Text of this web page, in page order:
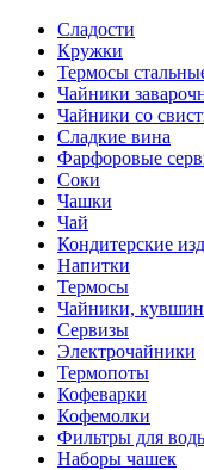
Сладости
Кружки
Термосы
Чайники
Чайники со
Сладкие вина
Фарфоровые
Соки
Чашки
Чай
Кондитерские
Напитки
Термосы
Чайники,
Сервизы
Электрочайники
Термопоты
Кофеварки
Кофемолки
Фильтры для
Наборы чашек